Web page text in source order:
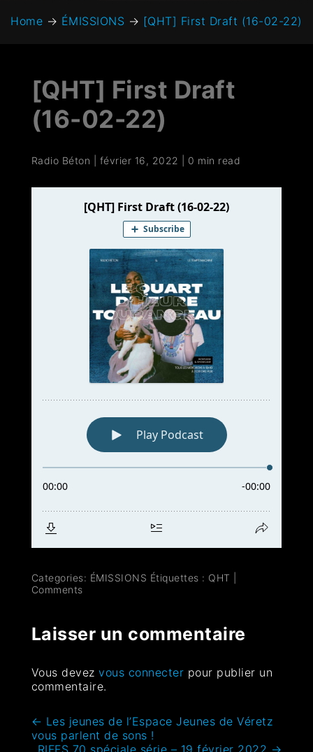
Home → ÉMISSIONS → [QHT] First Draft (16-02-22)
[QHT] First Draft
(16-02-22)
Radio Béton février 16, 2022 0 min read
Categories: ÉMISSIONS Étiquettes : QHT
Comments
Laisser un commentaire
Vous devezvous connecter pour publier un
commentaire.
← Les jeunes de l’Espace Jeunes de Véretz
vous parlent de sons !